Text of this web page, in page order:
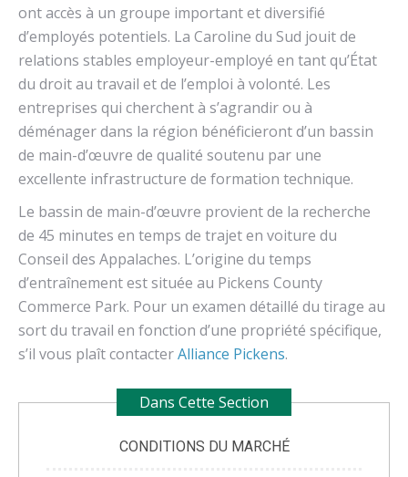
ont accès à un groupe important et diversifié
d’employés potentiels. La Caroline du Sud jouit de
relations stables employeur-employé en tant qu’État
du droit au travail et de l’emploi à volonté. Les
entreprises qui cherchent à s’agrandir ou à
déménager dans la région bénéficieront d’un bassin
de main-d’œuvre de qualité soutenu par une
excellente infrastructure de formation technique.
Le bassin de main-d’œuvre provient de la recherche
de 45 minutes en temps de trajet en voiture du
Conseil des Appalaches. L’origine du temps
d’entraînement est située au Pickens County
Commerce Park. Pour un examen détaillé du tirage au
sort du travail en fonction d’une propriété spécifique,
s’il vous plaît contacterAlliance Pickens.
Dans Cette Section
CONDITIONS DU MARCHÉ